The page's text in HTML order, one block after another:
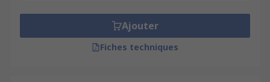
Ajouter
Fiches techniques